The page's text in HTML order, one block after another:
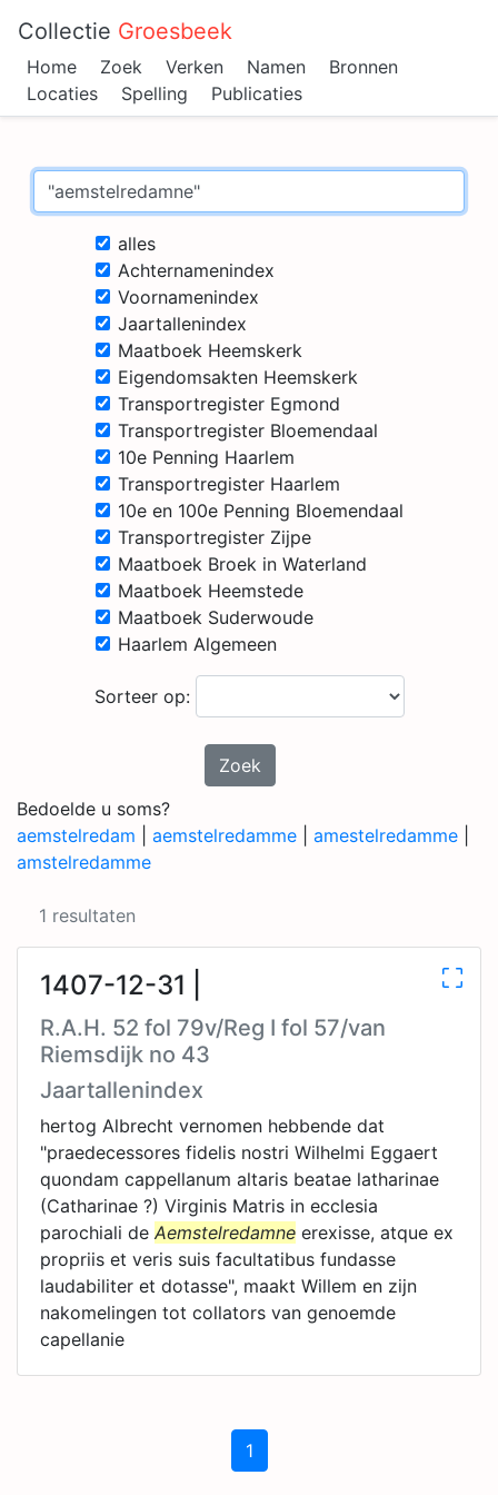
Collectie Groesbeek
Home Zoek Verken Namen
Bronnen
Locaties
Spelling Publicaties
alles
Achternamenindex
Voornamenindex
Jaartallenindex
Maatboek Heemskerk
Eigendomsakten Heemskerk
Transportregister Egmond
Transportregister Bloemendaal
10e Penning Haarlem
Transportregister Haarlem
10e en 100e Penning Bloemendaal
Transportregister Zijpe
Maatboek Broek in Waterland
Maatboek Heemstede
Maatboek Suderwoude
Haarlem Algemeen
Sorteer op:
Zoek
Bedoelde u soms?
aemstelredam
aemstelredamme amestelredamme
amstelredamme
1 resultaten
1407-12-31 |
R.A.H. 52 fol 79v/Reg I fol 57/van
Riemsdijk no 43
Jaartallenindex
hertog Albrecht vernomen hebbende dat
"praedecessores fidelis nostri Wilhelmi Eggaert
quondam cappellanum altaris beatae latharinae
(Catharinae ?) Virginis Matris in ecclesia
parochiali de Aemstelredamne erexisse, atque ex
propriis et veris suis facultatibus fundasse
laudabiliter et dotasse", maakt Willem en zijn
nakomelingen tot collators van genoemde
capellanie
1